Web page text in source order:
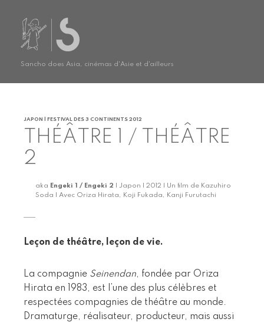
Sancho does Asia, cinémas d'Asie et d'ailleurs
JAPON | FESTIVAL DES 3 CONTINENTS 2012
THÉÂTRE 1 / THÉÂTRE
2
aka Engeki 1 / Engeki 2 | Japon | 2012 | Un film de Kazuhiro
Soda | Avec Oriza Hirata, Koji Fukada, Kanji Furutachi
Leçon de théâtre, leçon de vie.
La compagnie Seinendan, fondée par Oriza
Hirata en 1983, est l’une des plus célèbres et
respectées compagnies de théâtre au monde.
Dramaturge, réalisateur, producteur, mais aussi